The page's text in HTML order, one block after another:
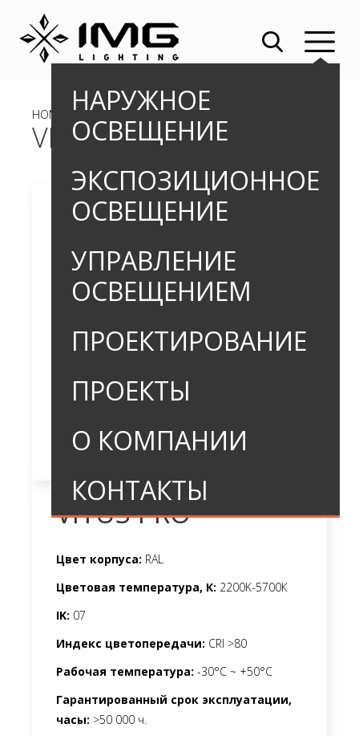
НАРУЖНОЕ
ОСВЕЩЕНИЕ
ЭКСПОЗИЦИОННОЕ
ОСВЕЩЕНИЕ
УПРАВЛЕНИЕ
ОСВЕЩЕНИЕМ
ПРОЕКТИРОВАНИЕ
ПРОЕКТЫ
О КОМПАНИИ
КОНТАКТЫ
HOME » БОЛЛАРДЫ » VITUS PRO
VITUS PRO
VITUS PRO
Цвет корпуса: RAL
Цветовая температура, К: 2200K-5700К
IK: 07
Индекс цветопередачи: CRI >80
Рабочая температура: -30°C ~ +50°C
Гарантированный срок эксплуатации,
часы: >50 000 ч.